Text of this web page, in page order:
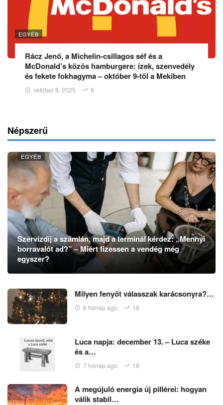
EGYÉB
Rácz Jenő, a Michelin-csillagos séf és a
McDonald’s közös hamburgere: ízek, szenvedély
és fekete fokhagyma – október 9-től a Mekiben
október 8, 2025 9
Népszerű
EGYÉB
Szervízdíj a számlán, majd a terminál kérdez: „Mennyi
borravalót ad?” – Miért fizessen a vendég még
egyszer?
Milyen fenyőt válasszak karácsonyra?…
6 hónap ago 18
Luca napja: december 13. – Luca széke
és a…
7 hónap ago 18
A megújuló energia új pillérei: hogyan
válik stabil…